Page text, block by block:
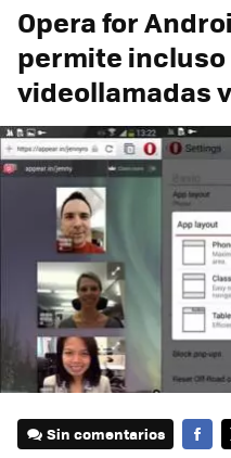
Opera for
permite
videollamadas
Sin comentarios